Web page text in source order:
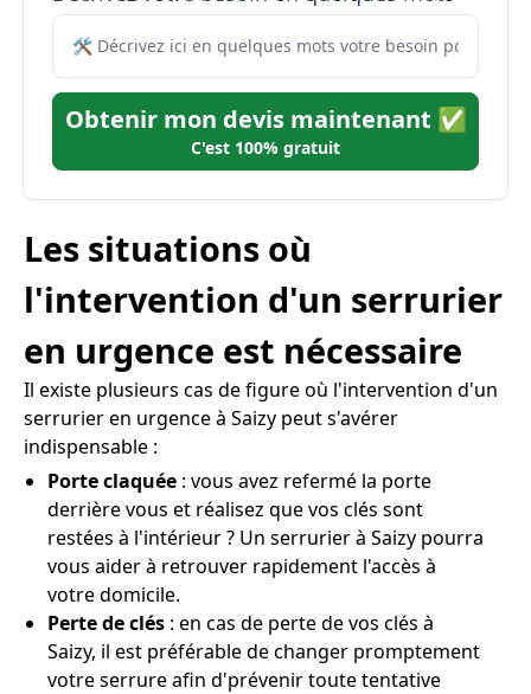
Obtenir mon devis maintenant ✅
C'est 100% gratuit
Les situations où
l'intervention d'un serrurier
en urgence est nécessaire
Il existe plusieurs cas de figure où l'intervention d'un
serrurier en urgence à Saizy peut s'avérer
indispensable :
Porte claquée : vous avez refermé la porte
derrière vous et réalisez que vos clés sont
restées à l'intérieur ? Un serrurier à Saizy pourra
vous aider à retrouver rapidement l'accès à
votre domicile.
Perte de clés : en cas de perte de vos clés à
Saizy, il est préférable de changer promptement
votre serrure afin d'prévenir toute tentative